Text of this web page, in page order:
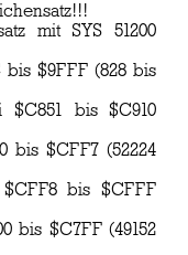
mit SYS 51200
bis $9FFF (828 bis
$C851 bis $C910
bis $CFF7 (52224
bis $CFFF
bis $C7FF (49152